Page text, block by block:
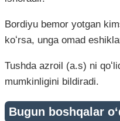
Bordiyu bemor yotgan
koʻrsa, unga omad
Tushda azroil (a.s) ni
mumkinligini bildiradi.
Bugun boshqalar